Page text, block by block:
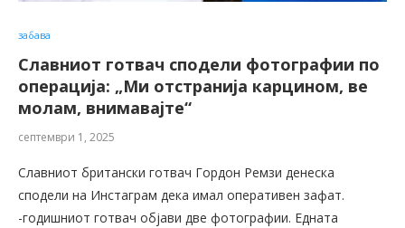
забава
Славниот готвач сподели фотографии по
операција: „Ми отстранија карцином, ве
молам, внимавајте“
септември 1, 2025
Славниот британски готвач Гордон Ремзи денеска
сподели на Инстаграм дека имал оперативен зафат.
-годишниот готвач објави две фотографии. Едната